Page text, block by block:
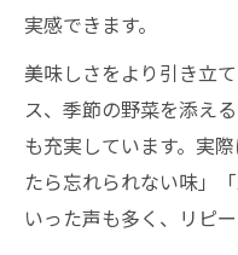
実感できます。
美味しさをより引き立
ス、季節の野菜を添え
も充実しています。実
たら忘れられない味」
いった声も多く、リピ